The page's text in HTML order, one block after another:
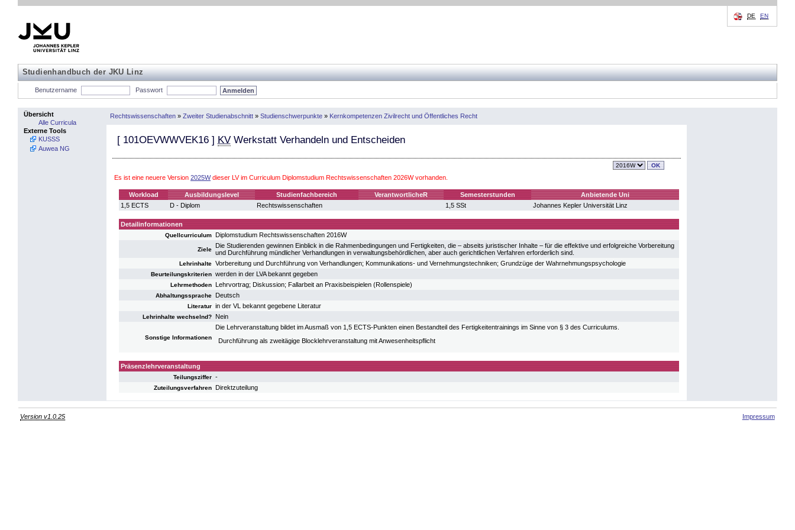
Studienhandbuch der JKU Linz
DE EN
Benutzername Passwort
Übersicht
Alle Curricula
Externe Tools
KUSSS
Auwea NG
Rechtswissenschaften » Zweiter Studienabschnitt » Studienschwerpunkte » Kernkompetenzen Zivilrecht und Öffentliches Recht
[ 101OEVWWVEK16 ] KV Werkstatt Verhandeln und Entscheiden
Es ist eine neuere Version 2025Wdieser LV im Curriculum Diplomstudium Rechtswissenschaften 2026W vorhanden.
Workload Ausbildungslevel Studienfachbereich VerantwortlicheR Semesterstunden
Anbietende Uni
1,5 ECTS
D - Diplom Rechtswissenschaften 1,5 SSt Johannes Kepler Universität Linz
Detailinformationen
Quellcurriculum Diplomstudium Rechtswissenschaften 2016W
Ziele
Die Studierenden gewinnen Einblick in die Rahmenbedingungen und Fertigkeiten, die – abseits juristischer Inhalte – für die effektive und erfolgreiche Vorbereitung
und Durchführung mündlicher Verhandlungen in verwaltungsbehördlichen, aber auch gerichtlichen Verfahren erforderlich sind.
Lehrinhalte Vorbereitung und Durchführung von Verhandlungen; Kommunikations- und Vernehmungstechniken; Grundzüge der Wahrnehmungspsychologie
Beurteilungskriterien werden in der LVA bekannt gegeben
Lehrmethoden Lehrvortrag; Diskussion; Fallarbeit an Praxisbeispielen (Rollenspiele)
Abhaltungssprache Deutsch
Literatur in der VL bekannt gegebene Literatur
Lehrinhalte wechselnd? Nein
Sonstige Informationen
Die Lehrveranstaltung bildet im Ausmaß von 1,5 ECTS-Punkten einen Bestandteil des Fertigkeitentrainings im Sinne von § 3 des Curriculums.
Durchführung als zweitägige Blocklehrveranstaltung mit Anwesenheitspflicht
Präsenzlehrveranstaltung
Teilungsziffer -
Zuteilungsverfahren Direktzuteilung
Version v1.0.25 Impressum